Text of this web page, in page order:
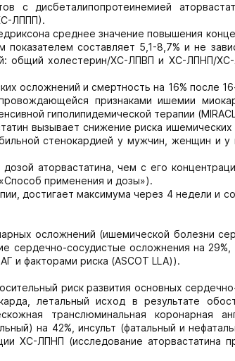
дисбеталипопротеинемией
ЛППП).
среднее значение повышения
составляет 5,1-8,7% и не
общий холестерин/ХС-ЛПВП и ХС-ЛПНП/
осложнений и смертность на 16% после
признаками ишемии
гиполипидемической терапии
вызывает снижение риска
стенокардией у мужчин, женщин и у
аторвастатина, чем с его
применения и дозы»).
достигает максимума через 4 недели и
осложнений (ишемической болезни
сердечно-сосудистые осложнения на 29%,
и факторами риска (ASCOT LLA)).
риск развития основных
летальный исход в результате
транслюминальная коронарная
на 42%, инсульт (фатальный и
ХС-ЛПНП (исследование аторвастатина